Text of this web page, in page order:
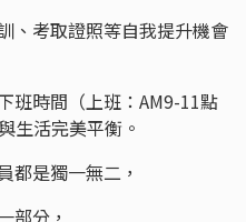
、考取證照等自我提升機會
班時間（上班：AM9-11點
生活完美平衡。
都是獨一無二，
部分，